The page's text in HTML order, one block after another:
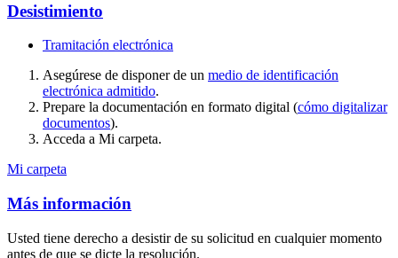
Desistimiento
Tramitación electrónica
Asegúrese de disponer de un medio de identificación
electrónica admitido.
Prepare la documentación en formato digital (cómo digitalizar
documentos).
Acceda a Mi carpeta.
Mi carpeta
Más información
Usted tiene derecho a desistir de su solicitud en cualquier momento
antes de que se dicte la resolución.